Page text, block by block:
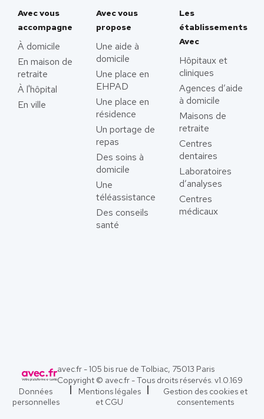
Avec vous
accompagne
À domicile
En maison de
retraite
À l'hôpital
En ville
Avec vous
propose
Une aide à
domicile
Une place en
EHPAD
Une place en
résidence
Un portage de
repas
Des soins à
domicile
Une
téléassistance
Des conseils
santé
Les
établissements
Avec
Hôpitaux et
cliniques
Agences d’aide
à domicile
Maisons de
retraite
Centres
dentaires
Laboratoires
d’analyses
Centres
médicaux
avec.fr - 105 bis rue de Tolbiac, 75013 Paris
Copyright © avec.fr - Tous droits réservés. v1.0.169
Données
personnelles
Mentions légales
et CGU
Gestion des cookies et
consentements